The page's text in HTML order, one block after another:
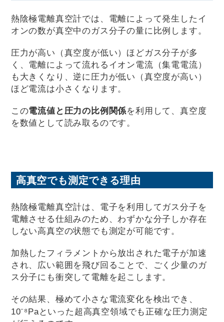
熱陰極電離真空計では、電離によって発生したイ
オンの数が真空中のガス分子の量に比例します。
圧力が高い（真空度が低い）ほどガス分子が多
く、電離によって流れるイオン電流（集電電流）
も大きくなり、逆に圧力が低い（真空度が高い）
ほど電流は小さくなります。
この電流値と圧力の比例関係を利用して、真空度
を数値として読み取るのです。
高真空でも測定できる理由
熱陰極電離真空計は、電子を利用してガス分子を
電離させる仕組みのため、わずかな分子しか存在
しない高真空の状態でも測定が可能です。
加熱したフィラメントから放出された電子が加速
され、広い範囲を飛び回ることで、ごく少量のガ
ス分子にも衝突して電離を起こします。
その結果、極めて小さな電流変化を検出でき、
10⁻⁸Paといった超高真空領域でも正確な圧力測定